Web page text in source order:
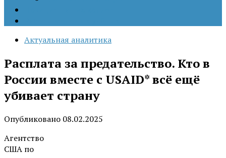
Актуальная аналитика
Расплата за предательство. Кто в
России вместе с USAID* всё ещё
убивает страну
Опубликовано 08.02.2025
Агентство
США по